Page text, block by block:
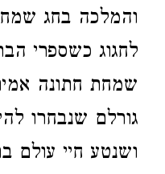
והמלכה בחג
לחגוג כשספרי
שמחת חתונה
גורלם שנבחרו
ושנטע חיי עולם